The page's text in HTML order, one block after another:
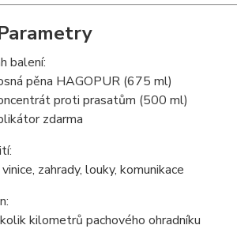
balení:
pěna HAGOPUR (675 ml)
proti prasatům (500 ml)
zdarma
zahrady, louky, komunikace
kilometrů pachového ohradníku